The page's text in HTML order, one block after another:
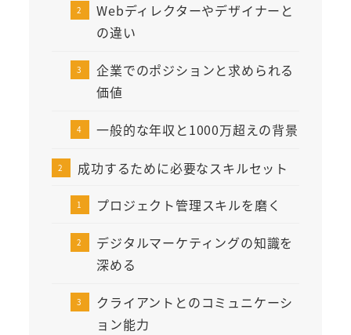
Webディレクターやデザイナーと
の違い
企業でのポジションと求められる
価値
一般的な年収と1000万超えの背景
成功するために必要なスキルセット
プロジェクト管理スキルを磨く
デジタルマーケティングの知識を
深める
クライアントとのコミュニケーシ
ョン能力